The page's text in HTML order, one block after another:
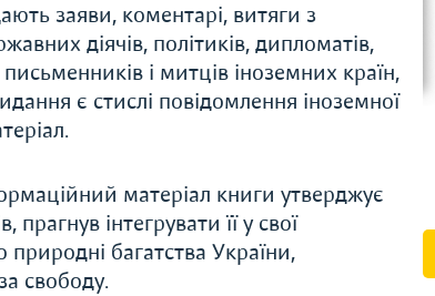
заяви, коментарі, витяги з
діячів, політиків, дипломатів,
і митців іноземних країн,
є стислі повідомлення іноземної
матеріал книги утверджує
інтегрувати її у свої
природні багатства України,
свободу.